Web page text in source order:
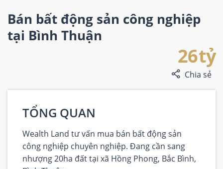
Bán bất động sản công nghiệp
tại Bình Thuận
26 tỷ
Chia sẻ
TỔNG QUAN
Wealth Land tư vấn mua bán bất động sản
công nghiệp chuyên nghiệp. Đang cần sang
nhượng 20ha đất tại xã Hồng Phong, Bắc Bình,